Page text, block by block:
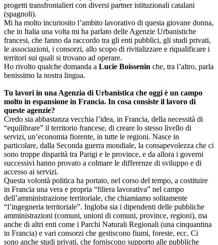
progetti transfrontalieri con diversi partner istituzionali catalani
(spagnoli).
Mi ha molto incuriosito l’ambito lavorativo di questa giovane donna,
che in Italia una volta mi ha parlato delle Agenzie Urbanistiche
francesi, che fanno da raccordo tra gli enti pubblici, gli studi privati,
le associazioni, i consorzi, allo scopo di rivitalizzare e riqualificare i
territori sui quali si trovano ad operare.
Ho rivolto qualche domanda a Lucie Boissenin che, tra l’altro, parla
benissimo la nostra lingua.
Tu lavori in una Agenzia di Urbanistica che oggi è un campo
molto in espansione in Francia. In cosa consiste il lavoro di
queste agenzie?
Credo sia abbastanza vecchia l’idea, in Francia, della necessità di
“equilibrare” il territorio francese, di creare lo stesso livello di
servizi, un’economia fiorente, in tutte le regioni. Nasce in
particolare, dalla Seconda guerra mondiale, la consapevolezza che ci
sono troppe disparità tra Parigi e le province, e da allora i governi
successivi hanno provato a colmare le differenze di sviluppo e di
accesso ai servizi.
Questa volontà politica ha portato, nel corso del tempo, a costituire
in Francia una vera e propria “filiera lavorativa” nel campo
dell’amministrazione territoriale, che chiamiamo solitamente
“l’ingegneria territoriale”. Ingloba sia i dipendenti delle pubbliche
amministrazioni (comuni, unioni di comuni, province, regioni), ma
anche di altri enti come i Parchi Naturali Regionali (una cinquantina
in Francia) e vari consorzi che gestiscono fiumi, foreste, ecc. Ci
sono anche studi privati, che forniscono supporto alle pubbliche